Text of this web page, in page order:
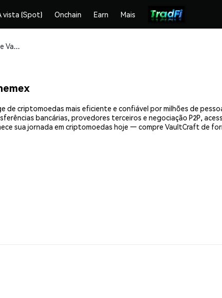
vista (Spot) Onchain Earn Mais
Compre e armazene VaultCraft (VCX) com segurança
de criptomoedas mais eficiente e confiável por milhões de
bancárias, provedores terceiros e negociação P2P,
sua jornada em criptomoedas hoje — compre VaultCraft de